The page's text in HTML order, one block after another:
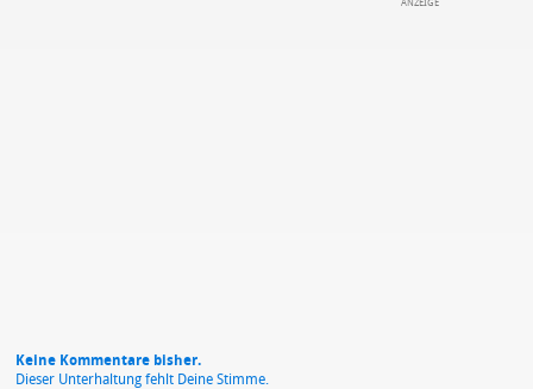
Keine Kommentare bisher.
Dieser Unterhaltung fehlt Deine Stimme.